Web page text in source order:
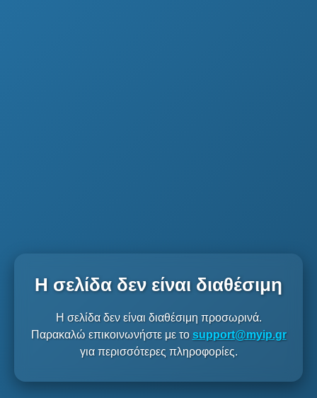
Η σελίδα δεν είναι διαθέσιμη
Η σελίδα δεν είναι διαθέσιμη προσωρινά.
Παρακαλώ επικοινωνήστε με το support@myip.gr
για περισσότερες πληροφορίες.